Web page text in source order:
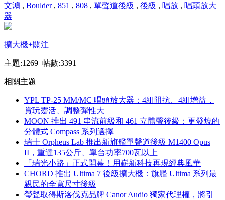
文鴻 , Boulder, 851 , 808 , 單聲道後級 , 後級 , 唱放 , 唱頭放大
器
擴大機+關注
主題:1269 帖數:3391
相關主題
YPL TP-25 MM/MC 唱頭放大器：4組阻抗、4組增益，
賞玩靈活、調整彈性大
MOON 推出 491 串流前級和 461 立體聲後級：更發燒的
分體式 Compass 系列選擇
瑞士 Orpheus Lab 推出新旗艦單聲道後級 M1400 Opus
II，重達135公斤、單台功率700瓦以上
「瑞光小路」正式開幕！用嶄新科技再現經典風華
CHORD 推出 Ultima 7 後級擴大機：旗艦 Ultima 系列最
親民的全寬尺寸後級
瑩聲取得斯洛伐克品牌 Canor Audio 獨家代理權，將引